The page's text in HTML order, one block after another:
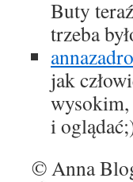
Buty
trzeba
jak
wysokim,
i
© Anna